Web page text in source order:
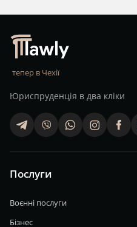
тепер в Чехії
Юриспруденція в два кліки
telegram viber whatsapp finstagram facebook
Послуги
Воєнні послуги
Бізнес